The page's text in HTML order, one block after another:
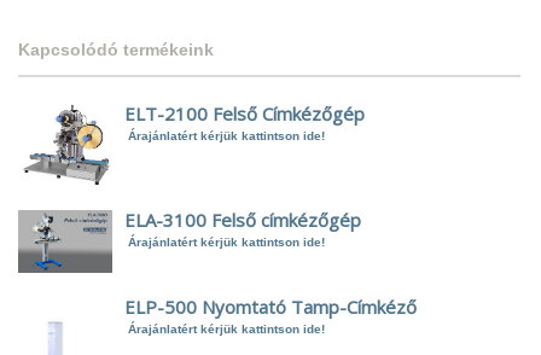
Kapcsolódó termékeink
ELT-2100 Felső Címkézőgép
Árajánlatért kérjük kattintson ide!
ELA-3100 Felső címkézőgép
Árajánlatért kérjük kattintson ide!
ELP-500 Nyomtató Tamp-Címkéző
Árajánlatért kérjük kattintson ide!